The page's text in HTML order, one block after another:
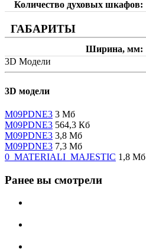
Количество духовых шкафов
ГАБАРИТЫ
Ширина, мм
3D Модели
3D модели
M09PDNE3 3 Мб
M09PDNE3 564,3 Кб
M09PDNE3 3,8 Мб
M09PDNE3 7,3 Мб
0_MATERIALI_MAJESTIC 1,8 Мб
Ранее вы смотрели